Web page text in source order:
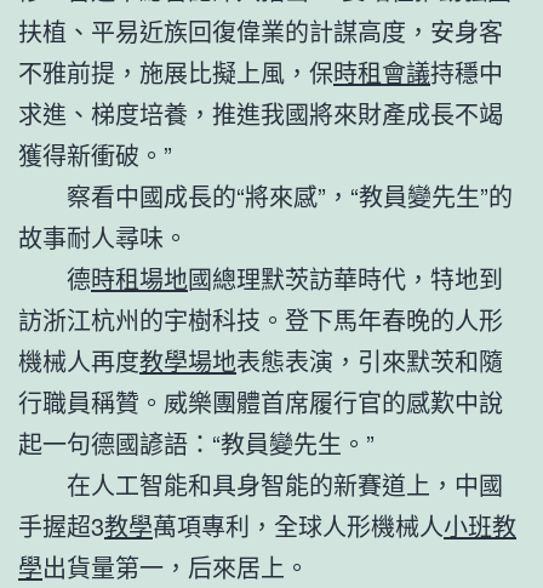
扶植、平易近族回復偉業的計謀高度，安身客
不雅前提，施展比擬上風，保時租會議持穩中
求進、梯度培養，推進我國將來財產成長不竭
獲得新衝破。”
察看中國成長的“將來感”，“教員變先生”的
故事耐人尋味。
德時租場地國總理默茨訪華時代，特地到
訪浙江杭州的宇樹科技。登下馬年春晚的人形
機械人再度教學場地表態表演，引來默茨和隨
行職員稱贊。威樂團體首席履行官的感歎中說
起一句德國諺語：“教員變先生。”
在人工智能和具身智能的新賽道上，中國
手握超3教學萬項專利，全球人形機械人小班教
學出貨量第一，后來居上。